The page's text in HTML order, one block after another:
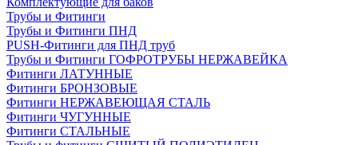
Трубы и Фитинги
Трубы и Фитинги ПНД
PUSH-Фитинги для ПНД труб
Трубы и Фитинги ГОФРОТРУБЫ НЕРЖАВЕЙКА
Фитинги ЛАТУННЫЕ
Фитинги БРОНЗОВЫЕ
Фитинги НЕРЖАВЕЮЩАЯ СТАЛЬ
Фитинги ЧУГУННЫЕ
Фитинги СТАЛЬНЫЕ